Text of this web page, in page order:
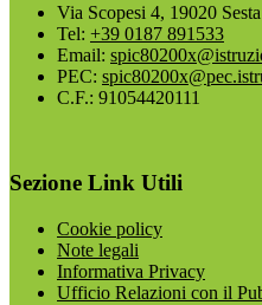
Via Scopesi 4, 19020
Tel: +39 0187 891533
Email:
PEC:
C.F.: 91054420111
Sezione Link Utili
Cookie policy
Note legali
Informativa Privacy
Ufficio Relazioni con il